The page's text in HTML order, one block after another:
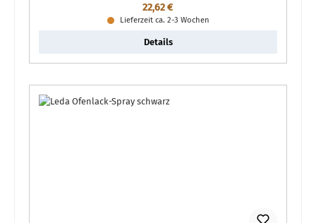
Regulärer Preis:
22,62 €
Lieferzeit ca. 2-3 Wochen
Details